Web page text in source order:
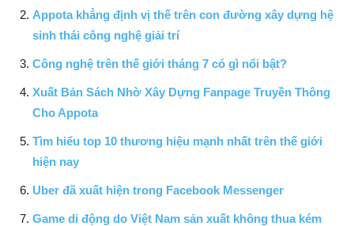
Appota khẳng định vị thế trên con đường xây dựng hệ
sinh thái công nghệ giải trí
Công nghệ trên thế giới tháng 7 có gì nổi bật?
Xuất Bản Sách Nhờ Xây Dựng Fanpage Truyền Thông
Cho Appota
Tìm hiểu top 10 thương hiệu mạnh nhất trên thế giới
hiện nay
Uber đã xuất hiện trong Facebook Messenger
Game di động do Việt Nam sản xuất không thua kém